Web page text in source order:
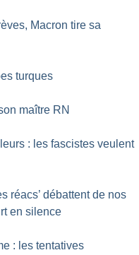
Macron tire sa
turques
maître RN
: les fascistes veulent
réacs’ débattent de nos
en silence
: les tentatives